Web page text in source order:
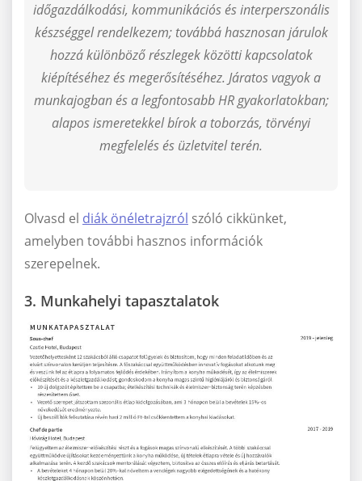
időgazdálkodási, kommunikációs és interperszonális
készséggel rendelkezem; továbbá hasznosan járulok
hozzá különböző részlegek közötti kapcsolatok
kiépítéséhez és megerősítéséhez. Járatos vagyok a
munkajogban és a legfontosabb HR gyakorlatokban;
alapos ismeretekkel bírok a toborzás, törvényi
megfelelés és üzletvitel terén.
Olvasd el diák önéletrajzról szóló cikkünket,
amelyben további hasznos információk
szerepelnek.
3. Munkahelyi tapasztalatok